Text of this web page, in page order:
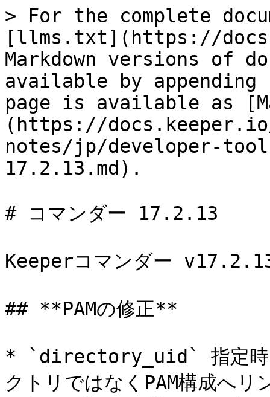
> For the complete
[llms.txt](https://
Markdown versions of
available by
page is available as
(https://
notes/jp/developer-
17.2.13.md).
# コマンダー 17.2.13
Keeperコマンダー
## **PAMの修正**
* `directory_uid` 指定時に
クトリではなくPAM構成へ